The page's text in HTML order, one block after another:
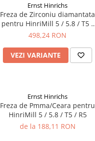
Ernst Hinrichs
Freza de Zirconiu diamantata
pentru HinriMill 5 / 5.8 / T5 /
R5
498,24 RON
VEZI VARIANTE
Ernst Hinrichs
Freza de Pmma/Ceara pentru
HinriMill 5 / 5.8 / T5 / R5
de la 188,11 RON